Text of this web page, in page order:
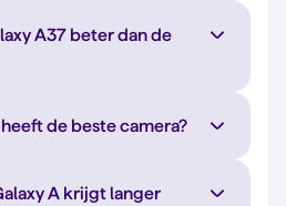
A37 beter dan de
de beste camera?
A krijgt langer